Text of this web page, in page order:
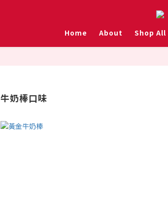
Home
About Shop All
牛奶棒口味